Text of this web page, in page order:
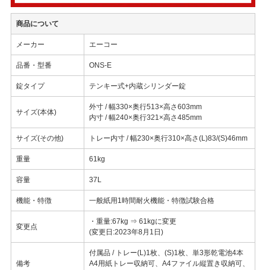
商品について
メーカー エーコー
品番・型番 ONS-E
錠タイプ テンキー式+内蔵シリンダー錠
サイズ(本体)
外寸 / 幅330×奥行513×高さ603mm
内寸 / 幅240×奥行321×高さ485mm
サイズ(その他) トレー内寸 / 幅230×奥行310×高さ(L)83/(S)46mm
重量 61kg
容量 37L
機能・特徴 一般紙用1時間耐火機能・特徴試験合格
変更点
・重量:67kg ⇒ 61kgに変更
(変更日:2023年8月1日)
備考
付属品 / トレー(L)1枚、(S)1枚、単3形乾電池4本
A4用紙トレー収納可、A4ファイル縦置き収納可、